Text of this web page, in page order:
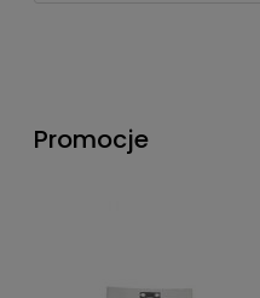
Promocje